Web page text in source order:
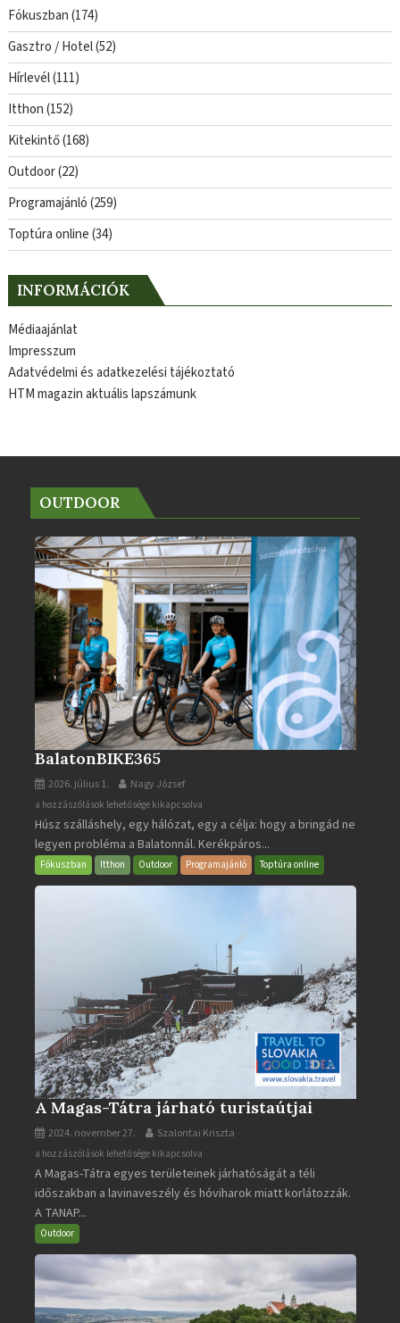
Fókuszban(174)
Gasztro / Hotel(52)
Hírlevél(111)
Itthon(152)
Kitekintő(168)
Outdoor(22)
Programajánló(259)
Toptúra online(34)
INFORMÁCIÓK
Médiaajánlat
Impresszum
Adatvédelmi és adatkezelési tájékoztató
HTM magazin aktuális lapszámunk
OUTDOOR
BalatonBIKE365
2026. július 1. Nagy József
BalatonBIKE365
bejegyzéshez
a hozzászólások lehetősége kikapcsolva
Húsz szálláshely, egy hálózat, egy a célja: hogy a bringád ne
legyen probléma a Balatonnál. Kerékpáros...
Fókuszban Itthon Outdoor Programajánló Toptúra online
A Magas-Tátra járható turistaútjai
2024. november 27. Szalontai Kriszta
A
Magas-
Tátra
járható
turistaútjai
a hozzászólások lehetősége kikapcsolva
A Magas-Tátra egyes területeinek járhatóságát a téli
időszakban a lavinaveszély és hóviharok miatt korlátozzák.
A TANAP...
Outdoor